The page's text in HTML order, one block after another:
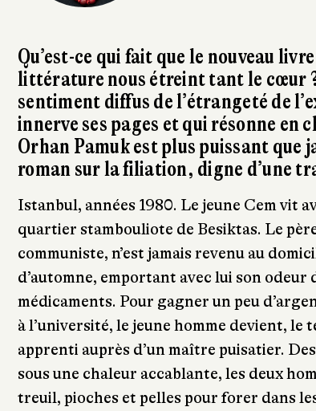
Qu’est-ce qui fait que le nouveau
littérature nous étreint tant le cœur
sentiment diffus de l’étrangeté de
innerve ses pages et qui résonne en
Orhan Pamuk est plus puissant que
roman sur la filiation, digne d’une
Istanbul, années 1980. Le jeune Cem vit
quartier stambouliote de Besiktas. Le
communiste, n’est jamais revenu au
d’automne, emportant avec lui son odeur
médicaments. Pour gagner un peu
à l’université, le jeune homme devient, le
apprenti auprès d’un maître puisatier.
sous une chaleur accablante, les deux
treuil, pioches et pelles pour forer dans